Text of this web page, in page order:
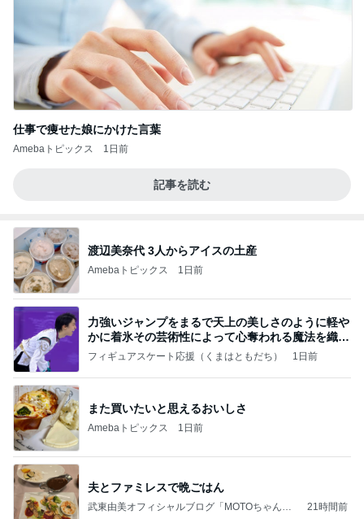
仕事で痩せた娘にかけた言葉
Amebaトピックス 1日前
記事を読む
渡辺美奈代 3人からアイスの土産
Amebaトピックス 1日前
力強いジャンプをまるで天上の美しさのように軽や
かに着氷その芸術性によって心奪われる魔法を織り
なす
フィギュアスケート応援（くまはともだち） 1日前
また買いたいと思えるおいしさ
Amebaトピックス 1日前
夫とファミレスで晩ごはん
武東由美オフィシャルブログ「MOTOちゃんと
21時間前